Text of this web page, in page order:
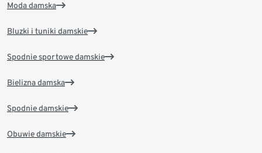
Moda damska
Bluzki i tuniki damskie
Spodnie sportowe damskie
Bielizna damska
Spodnie damskie
Obuwie damskie